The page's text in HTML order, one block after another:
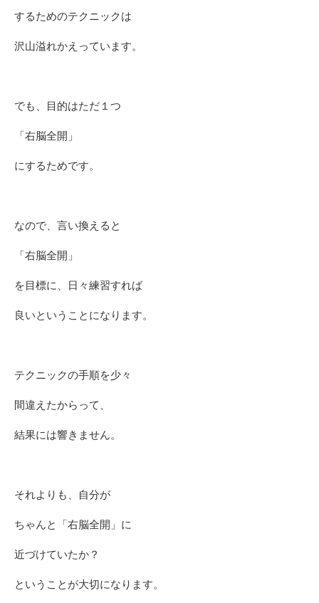
するためのテクニックは
沢山溢れかえっています。
でも、目的はただ１つ
「右脳全開」
にするためです。
なので、言い換えると
「右脳全開」
を目標に、日々練習すれば
良いということになります。
テクニックの手順を少々
間違えたからって、
結果には響きません。
それよりも、自分が
ちゃんと「右脳全開」に
近づけていたか？
ということが大切になります。